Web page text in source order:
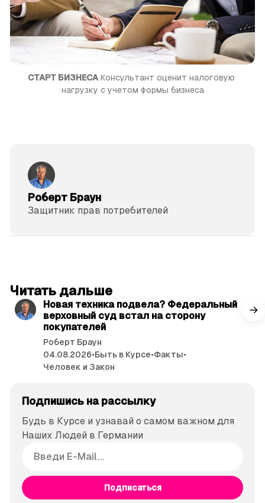
СТАРТ БИЗНЕСА Консультант оценит налоговую
нагрузку с учетом формы бизнеса
Роберт Браун
Защитник прав потре­бителей
Читать дальше
Новая техника подвела? Федеральный
верховный суд встал на сторону
покупателей
Роберт Браун
04.08.2026•Быть в Курсе•Факты•
Человек и Закон
Подпишись на рассылку
Будь в Курсе и узнавай о самом важном для
Наших Людей в Германии
Подписаться